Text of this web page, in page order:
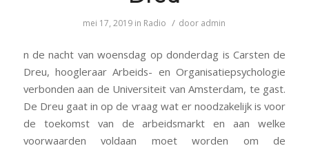
mei 17, 2019 in Radio / door admin
n de nacht van woensdag op donderdag is Carsten de
Dreu, hoogleraar Arbeids- en Organisatiepsychologie
verbonden aan de Universiteit van Amsterdam, te gast.
De Dreu gaat in op de vraag wat er noodzakelijk is voor
de toekomst van de arbeidsmarkt en aan welke
voorwaarden voldaan moet worden om de